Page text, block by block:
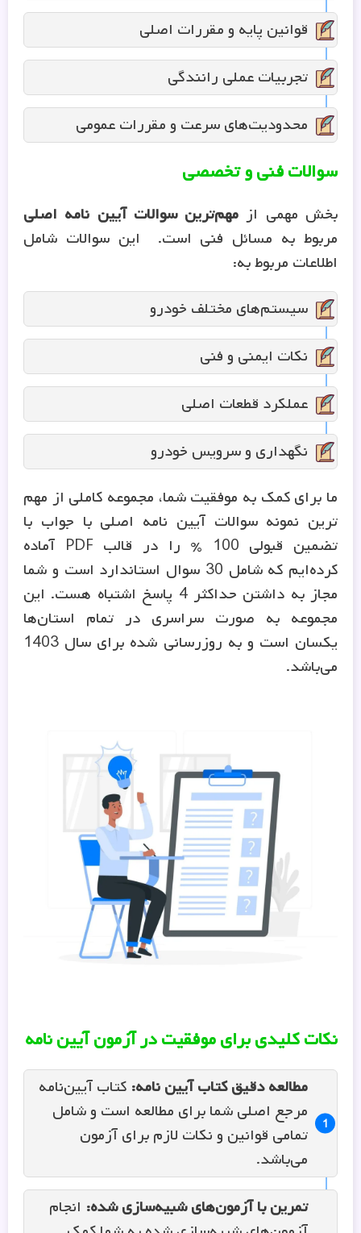
قوانین پایه و مقررات اصلی
تجربیات عملی رانندگی
محدودیت‌های سرعت و مقررات عمومی
سوالات فنی و تخصصی
بخش مهمی از مهم‌ترین سوالات آیین نامه اصلی
مربوط به مسائل فنی است. این سوالات شامل
اطلاعات مربوط به:
سیستم‌های مختلف خودرو
نکات ایمنی و فنی
عملکرد قطعات اصلی
نگهداری و سرویس خودرو
ما برای کمک به موفقیت شما، مجموعه کاملی از مهم
ترین نمونه سوالات آیین نامه اصلی با جواب با
تضمین قبولی 100 % را در قالب PDF آماده
کرده‌ایم که شامل 30 سوال استاندارد است و شما
مجاز به داشتن حداکثر 4 پاسخ اشتباه هست. این
مجموعه به صورت سراسری در تمام استان‌ها
یکسان است و به روزرسانی شده برای سال 1403
می‌باشد.
نکات کلیدی برای موفقیت در آزمون آیین‌ نامه
مطالعه دقیق کتاب آیین ‌نامه: کتاب آیین‌نامه
مرجع اصلی شما برای مطالعه است و شامل
تمامی قوانین و نکات لازم برای آزمون
می‌باشد.
تمرین با آزمون‌های شبیه‌سازی شده: انجام